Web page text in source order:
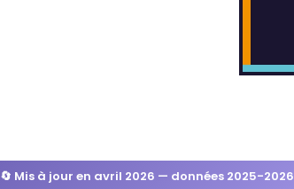
🔄 Mis à jour en avril 2026 — données 2025-2026